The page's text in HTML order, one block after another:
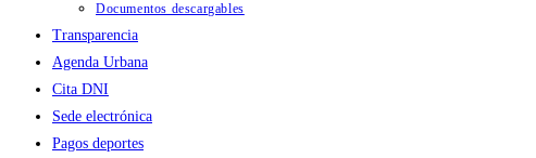
Documentos descargables
Transparencia
Agenda Urbana
Cita DNI
Sede electrónica
Pagos deportes